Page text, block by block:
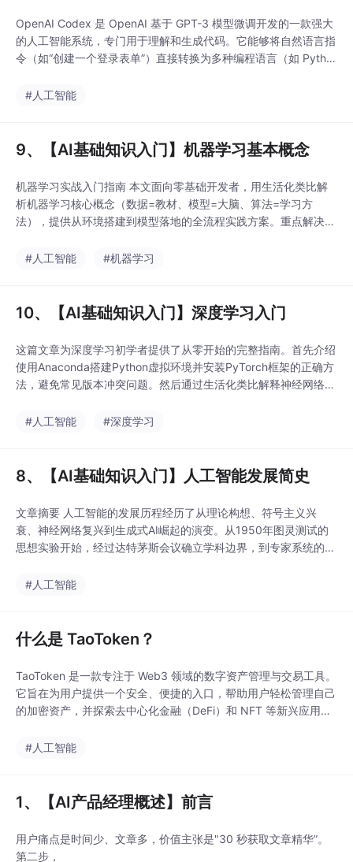
OpenAI Codex 是 OpenAI 基于 GPT-3 模型微调开发的一款强大
的人工智能系统，专门用于理解和生成代码。它能够将自然语言指
令（如“创建一个登录表单”）直接转换为多种编程语言（如 Pytho
在于其强大的代码补全、解释和转换功能。它不仅能根据注释生成
#人工智能
9、【AI基础知识入门】机器学习基本概念
机器学习实战入门指南 本文面向零基础开发者，用生活化类比解
析机器学习核心概念（数据=教材、模型=大脑、算法=学习方
法），提供从环境搭建到模型落地的全流程实践方案。重点解决三
库一键安装指令 数据处理：详解缺失值填充、独热编码、特征缩
#人工智能 #机器学习
10、【AI基础知识入门】深度学习入门
这篇文章为深度学习初学者提供了从零开始的完整指南。首先介绍
使用Anaconda搭建Python虚拟环境并安装PyTorch框架的正确方
法，避免常见版本冲突问题。然后通过生活化类比解释神经网络的
orch实现一个简单的全连接网络，包括数据预处理、模型训练和验
#人工智能 #深度学习
8、【AI基础知识入门】人工智能发展简史
文章摘要 人工智能的发展历程经历了从理论构想、符号主义兴
衰、神经网络复兴到生成式AI崛起的演变。从1950年图灵测试的
思想实验开始，经过达特茅斯会议确立学科边界，到专家系统的兴
命。关键转折点如AlphaGo的突破展示了AI在复杂决策中的潜力，
#人工智能
什么是 TaoToken？
TaoToken 是一款专注于 Web3 领域的数字资产管理与交易工具。
它旨在为用户提供一个安全、便捷的入口，帮助用户轻松管理自己
的加密资产，并探索去中心化金融（DeFi）和 NFT 等新兴应用。
钱包、交易、DeFi 与 NFT 功能于一体，致力于为用户提供一站式
#人工智能
1、【AI产品经理概述】前言
用户痛点是时间少、文章多，价值主张是"30 秒获取文章精华”。
第二步，